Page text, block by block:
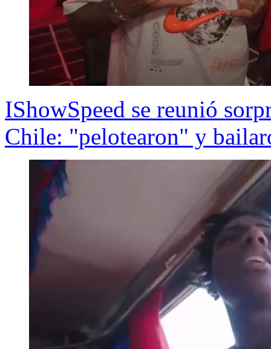
IShowSpeed se reunió
Chile: "pelotearon" y